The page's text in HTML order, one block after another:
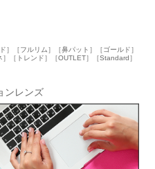
［フルリム］［鼻パット］［ゴールド］
［トレンド］［OUTLET］［Standard］
ンレンズ